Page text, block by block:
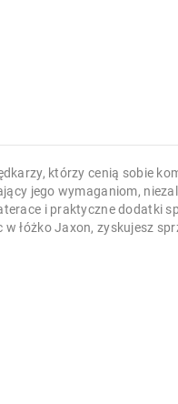
którzy cenią sobie
jego wymaganiom,
i praktyczne dodatki
łóżko Jaxon, zyskujesz